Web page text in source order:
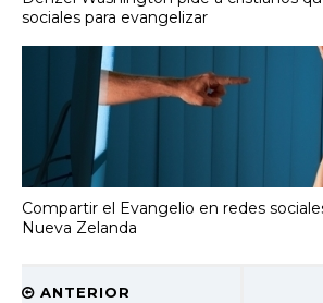
sociales para evangelizar
Compartir el Evangelio en redes
Nueva Zelanda
ANTERIOR